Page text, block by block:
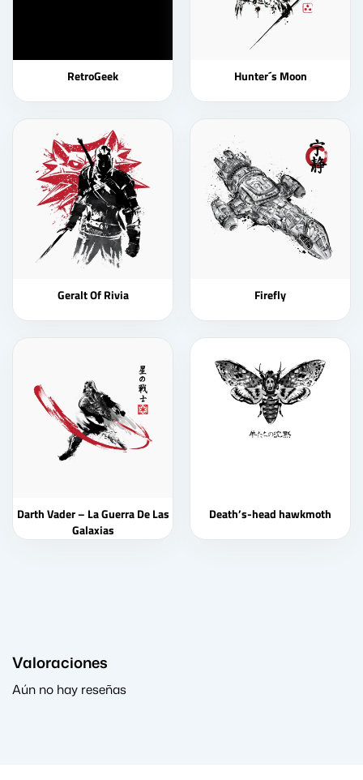
RetroGeek Hunter´s Moon
Geralt Of Rivia Firefly
Darth Vader – La Guerra De Las
Galaxias
Death’s-head hawkmoth
Valoraciones
Aún no hay reseñas